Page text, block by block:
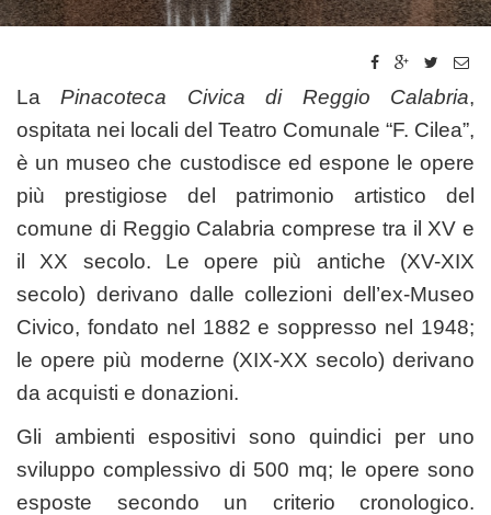
LaPinacoteca Civica di Reggio Calabria,
ospitata nei locali del Teatro Comunale “F. Cilea”,
è un museo che custodisce ed espone le opere
più prestigiose del patrimonio artistico del
comune di Reggio Calabria comprese tra il XV e
il XX secolo. Le opere più antiche (XV-XIX
secolo) derivano dalle collezioni dell’ex-Museo
Civico, fondato nel 1882 e soppresso nel 1948;
le opere più moderne (XIX-XX secolo) derivano
da acquisti e donazioni.
Gli ambienti espositivi sono quindici per uno
sviluppo complessivo di 500 mq; le opere sono
esposte secondo un criterio cronologico.